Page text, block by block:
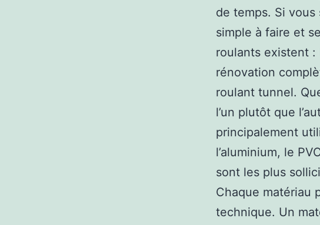
de temps. Si
simple à faire et
roulants existent
rénovation
roulant tunnel.
l’un plutôt que
principalement
l’aluminium, le
sont les plus
Chaque matériau
technique. Un